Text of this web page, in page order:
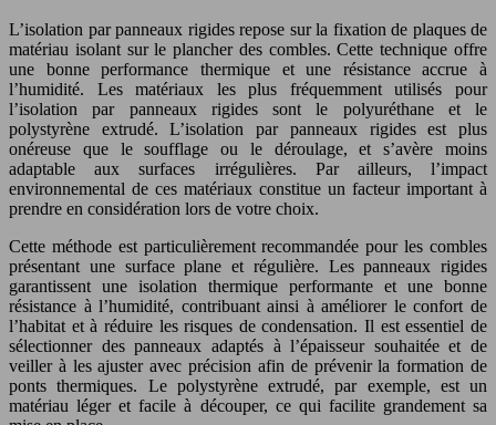
L’isolation par panneaux rigides repose sur la fixation de plaques de
matériau isolant sur le plancher des combles. Cette technique offre
une bonne performance thermique et une résistance accrue à
l’humidité. Les matériaux les plus fréquemment utilisés pour
l’isolation par panneaux rigides sont le polyuréthane et le
polystyrène extrudé. L’isolation par panneaux rigides est plus
onéreuse que le soufflage ou le déroulage, et s’avère moins
adaptable aux surfaces irrégulières. Par ailleurs, l’impact
environnemental de ces matériaux constitue un facteur important à
prendre en considération lors de votre choix.
Cette méthode est particulièrement recommandée pour les combles
présentant une surface plane et régulière. Les panneaux rigides
garantissent une isolation thermique performante et une bonne
résistance à l’humidité, contribuant ainsi à améliorer le confort de
l’habitat et à réduire les risques de condensation. Il est essentiel de
sélectionner des panneaux adaptés à l’épaisseur souhaitée et de
veiller à les ajuster avec précision afin de prévenir la formation de
ponts thermiques. Le polystyrène extrudé, par exemple, est un
matériau léger et facile à découper, ce qui facilite grandement sa